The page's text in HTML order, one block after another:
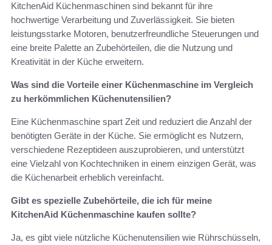
KitchenAid Küchenmaschinen sind bekannt für ihre
hochwertige Verarbeitung und Zuverlässigkeit. Sie bieten
leistungsstarke Motoren, benutzerfreundliche Steuerungen und
eine breite Palette an Zubehörteilen, die die Nutzung und
Kreativität in der Küche erweitern.
Was sind die Vorteile einer Küchenmaschine im Vergleich
zu herkömmlichen Küchenutensilien?
Eine Küchenmaschine spart Zeit und reduziert die Anzahl der
benötigten Geräte in der Küche. Sie ermöglicht es Nutzern,
verschiedene Rezeptideen auszuprobieren, und unterstützt
eine Vielzahl von Kochtechniken in einem einzigen Gerät, was
die Küchenarbeit erheblich vereinfacht.
Gibt es spezielle Zubehörteile, die ich für meine
KitchenAid Küchenmaschine kaufen sollte?
Ja, es gibt viele nützliche Küchenutensilien wie Rührschüsseln,